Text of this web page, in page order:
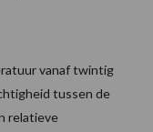
vanaf twintig
tussen de
relatieve